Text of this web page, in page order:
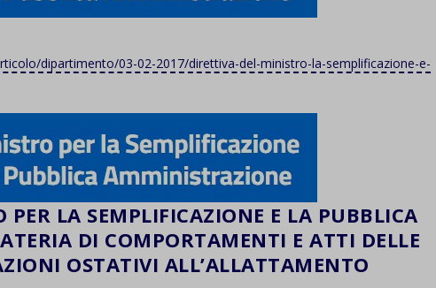
dipartimento/03-02-2017/direttiva-del-ministro-la-semplificazione-e-
LA SEMPLIFICAZIONE E LA PUBBLICA
DI COMPORTAMENTI E ATTI DELLE
OSTATIVI ALL’ALLATTAMENTO